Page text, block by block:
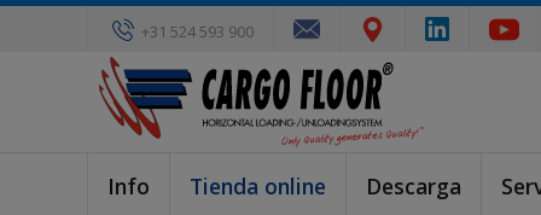
+31 524 593 900
Info Tienda online Descarga